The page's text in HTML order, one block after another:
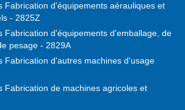
Fabrication d'équipements aérauliques et
- 2825Z
Fabrication d'équipements d'emballage, de
pesage - 2829A
Fabrication d'autres machines d'usage
Fabrication de machines agricoles et